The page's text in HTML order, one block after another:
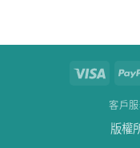
Visa
客戶
版權